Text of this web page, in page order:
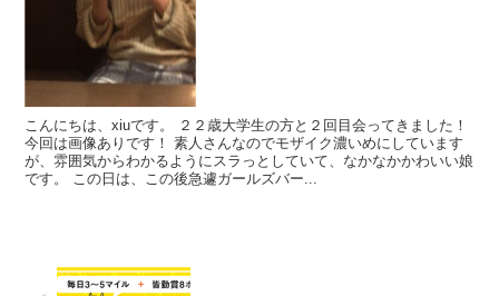
こんにちは、xiuです。 ２２歳大学生の方と２回目会ってきました！
今回は画像ありです！ 素人さんなのでモザイク濃いめにしています
が、雰囲気からわかるようにスラっとしていて、なかなかかわいい娘
です。 この日は、この後急遽ガールズバー...